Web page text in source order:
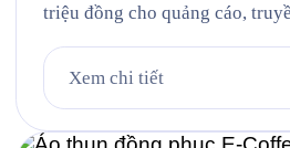
triệu đồng cho quảng cáo,
dựng thương hiệu. Thế nhưng
khách hàng nhớ đến lại đến từ
gũi nhất, đó chính là hình ảnh
Xem chi tiết